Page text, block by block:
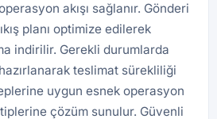
akışı sağlanır. Gönderi
planı optimize edilerek
indirilir. Gerekli durumlarda
teslimat sürekliliği
uygun esnek operasyon
çözüm sunulur. Güvenli